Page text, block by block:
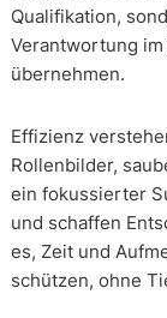
Qualifikation,
Verantwortung
übernehmen.
Effizienz
Rollenbilder,
ein fokussierter
und schaffen
es, Zeit und
schützen, ohne